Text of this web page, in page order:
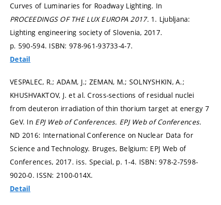
Curves of Luminaries for Roadway Lighting. In
PROCEEDINGS OF THE LUX EUROPA 2017. 1. Ljubljana:
Lighting engineering society of Slovenia, 2017.
p. 590-594. ISBN: 978-961-93733-4-7.
Detail
VESPALEC, R.; ADAM, J.; ZEMAN, M.; SOLNYSHKIN, A.;
KHUSHVAKTOV, J. et al. Cross-sections of residual nuclei
from deuteron irradiation of thin thorium target at energy 7
GeV. In EPJ Web of Conferences. EPJ Web of Conferences.
ND 2016: International Conference on Nuclear Data for
Science and Technology. Bruges, Belgium: EPJ Web of
Conferences, 2017. iss. Special, p. 1-4. ISBN: 978-2-7598-
9020-0. ISSN: 2100-014X.
Detail